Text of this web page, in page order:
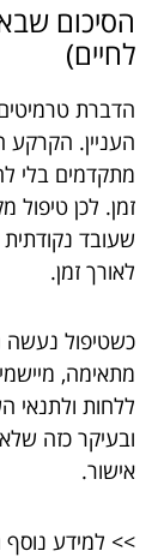
הסיכום
לחיים)
הדברת
העניין.
מתקדמים בלי
זמן. לכן טיפול
שעובד
לאורך זמן.
כשטיפול נעשה
מתאימה,
ללחות ולתנאי
ובעיקר כזה
אישור.
>> למידע נוסף